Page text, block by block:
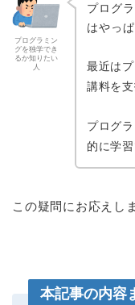
プログラミン
グを独学でき
るか知りたい
人
プログ
はやっ
最近は
講料を
プログ
的に学
この疑問にお応えし
本記事の内容